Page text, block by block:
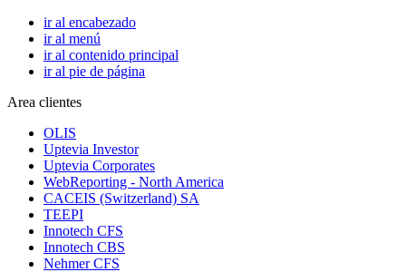
ir al encabezado
ir al menú
ir al contenido principal
ir al pie de página
Area clientes
OLIS
Uptevia Investor
Uptevia Corporates
WebReporting - North America
CACEIS (Switzerland) SA
TEEPI
Innotech CFS
Innotech CBS
Nehmer CFS